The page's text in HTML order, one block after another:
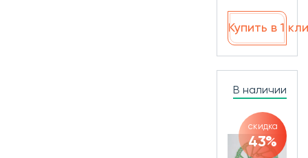
Купить в 1
В наличии
скидка
43%